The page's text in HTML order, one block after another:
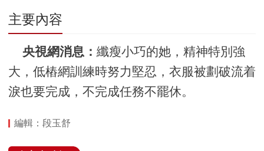
主要內容
央視網消息： 纖瘦小巧的她，精神特別強
大，低樁網訓練時努力堅忍，衣服被劃破流着
淚也要完成，不完成任務不罷休。
編輯：段玉舒